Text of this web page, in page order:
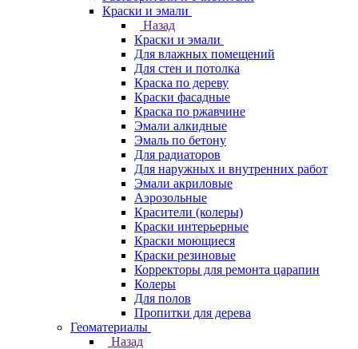
Краски и эмали
Назад
Краски и эмали
Для влажных помещений
Для стен и потолка
Краска по дереву
Краски фасадные
Краска по ржавчине
Эмали алкидные
Эмаль по бетону
Для радиаторов
Для наружных и внутренних работ
Эмали акриловые
Аэрозольные
Красители (колеры)
Краски интерьерные
Краски моющиеся
Краски резиновые
Корректоры для ремонта царапин
Колеры
Для полов
Пропитки для дерева
Геоматериалы
Назад